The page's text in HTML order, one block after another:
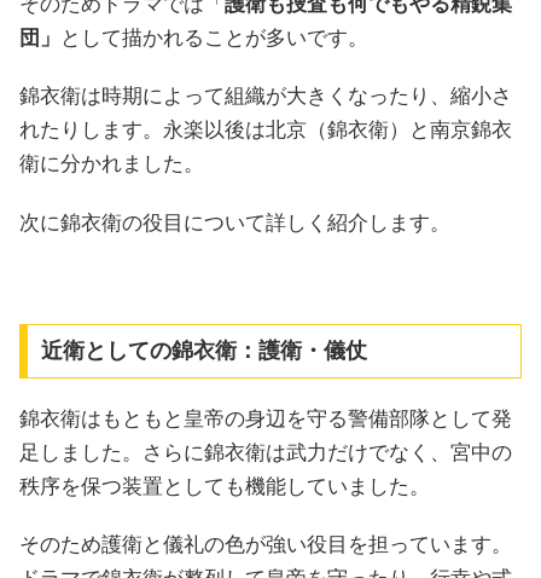
団」
として描かれることが多いです。
錦衣衛は時期によって組織が大きくなったり、縮小さ
れたりします。永楽以後は北京（錦衣衛）と南京錦衣
衛に分かれました。
次に錦衣衛の役目について詳しく紹介します。
近衛としての錦衣衛：護衛・儀仗
錦衣衛はもともと皇帝の身辺を守る警備部隊として発
足しました。さらに錦衣衛は武力だけでなく、宮中の
秩序を保つ装置としても機能していました。
そのため護衛と儀礼の色が強い役目を担っています。